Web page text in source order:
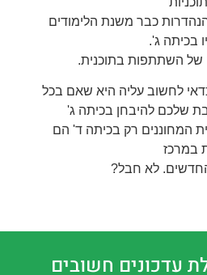
כבר משנת הלימודים
בכיתה ג'.
השתתפות בתוכנית.
לחשוב עליה היא שאם בכל
שלכם להיבחן בכיתה ג'
המחוננים רק בכיתה ד' הם
במרכז
לא חבל?
עדכונים חשובים